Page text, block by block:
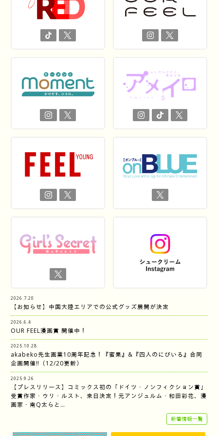
2026.7.20
【お知らせ】中国大陸エリアでの公式グッズ展開が決定
2026.6.4
OUR FEEL漫画賞 開催中！
2025.10.28
akabeko先生画業10周年記念！『蜜果』&『四人のにびいろ』合同
企画開催‼︎（12/20更新）
2025.9.26
【プレスリリース】コミックス初の「ドイツ・ノンフィクション賞」
受賞作家・ウリ・ルスト、来日決定！元アンジュルム・和田彩花、漫
画家・南Q太らと…
新着情報一覧